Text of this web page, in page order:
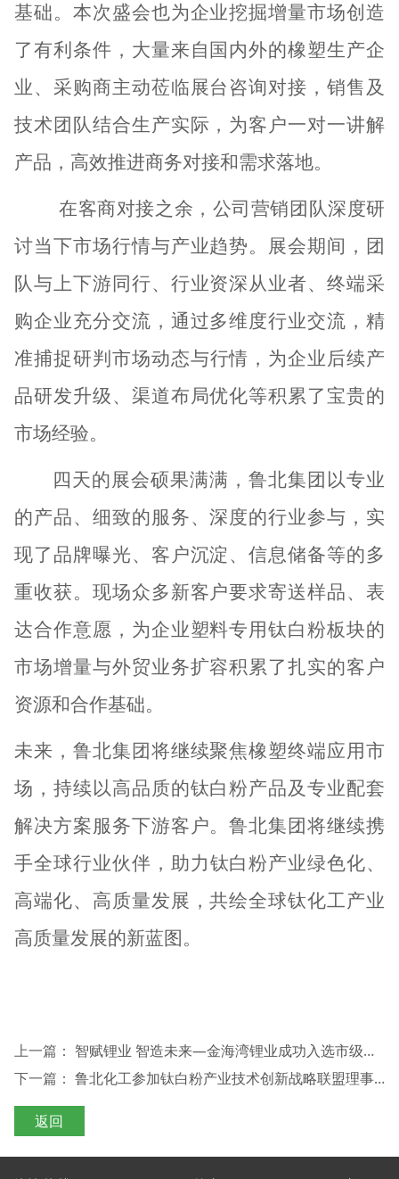
基础。本次盛会也为企业挖掘增量市场创造
了有利条件，大量来自国内外的橡塑生产企
业、采购商主动莅临展台咨询对接，销售及
技术团队结合生产实际，为客户一对一讲解
产品，高效推进商务对接和需求落地。
在客商对接之余，公司 营销团队深度研
讨当下市场行情与产业趋势。展会期间，团
队与上下游同行、行业资深从业者、终端采
购企业充分交流，通过多维度行业交流，精
准捕捉研判 市场动态与行情， 为企业后续产
品研发升级、渠道布局优化等积累了 宝贵的
市场经验。
四天的展会硕果满满，鲁北集团 以专业
的产品、细致的服务、深度的行业参与，实
现了品牌曝光、客户沉淀、信息储备等的多
重收获。现场众多新客户要求寄送样品、表
达合作意愿， 为企业塑料专用钛白粉板块的
市场增量与外贸业务扩容积累了扎实的客户
资源和合作基础。
未来，鲁北集团 将继续聚焦橡塑终端应用市
场 ，持续以高品质的钛白粉产品及专业配套
解决方案服务下游客户。鲁北集团将继续携
手全球行业伙伴， 助力钛白粉产业绿色化、
高端化、高质量发展 ，共绘全球钛化工产业
高质量发展的新蓝图。
上一篇： 智赋锂业 智造未来—金海湾锂业成功入选市级智能工厂公示名单
下一篇： 鲁北化工参加钛白粉产业技术创新战略联盟理事会 2026 年全体会议
返回